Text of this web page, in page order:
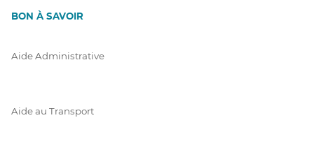
BON À SAVOIR
Aide Administrative
Aide au Transport